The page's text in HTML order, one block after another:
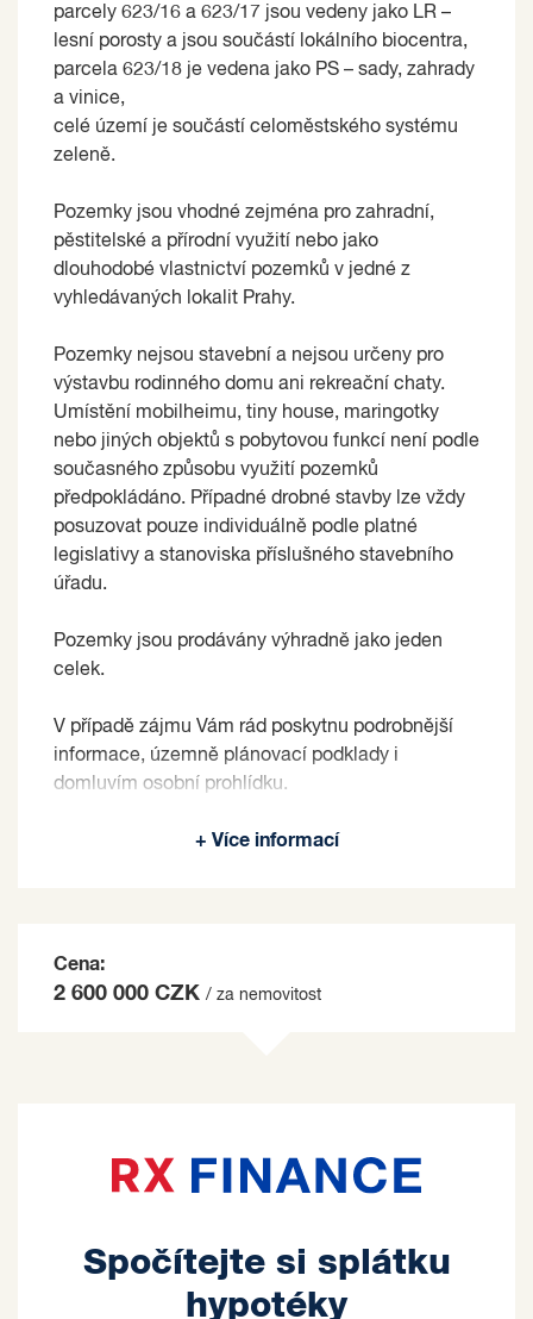
parcely 623/16 a 623/17 jsou vedeny jako LR –
lesní porosty a jsou součástí lokálního biocentra,
parcela 623/18 je vedena jako PS – sady, zahrady
a vinice,
celé území je součástí celoměstského systému
zeleně.
Pozemky jsou vhodné zejména pro zahradní,
pěstitelské a přírodní využití nebo jako
dlouhodobé vlastnictví pozemků v jedné z
vyhledávaných lokalit Prahy.
Pozemky nejsou stavební a nejsou určeny pro
výstavbu rodinného domu ani rekreační chaty.
Umístění mobilheimu, tiny house, maringotky
nebo jiných objektů s pobytovou funkcí není podle
současného způsobu využití pozemků
předpokládáno. Případné drobné stavby lze vždy
posuzovat pouze individuálně podle platné
legislativy a stanoviska příslušného stavebního
úřadu.
Pozemky jsou prodávány výhradně jako jeden
celek.
V případě zájmu Vám rád poskytnu podrobnější
informace, územně plánovací podklady i
domluvím osobní prohlídku.
na základě jím zvolených kritérií.
+ Více informací
Cena:
2 600 000 CZK / za nemovitost
Spočítejte si splátku
hypotéky